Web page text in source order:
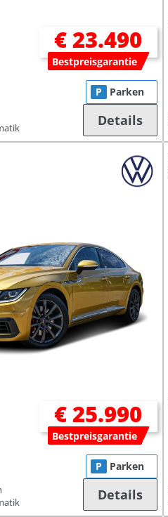
€ 23.490
Bestpreisgarantie
P Parken
Details
€ 25.990
Bestpreisgarantie
P Parken
Details